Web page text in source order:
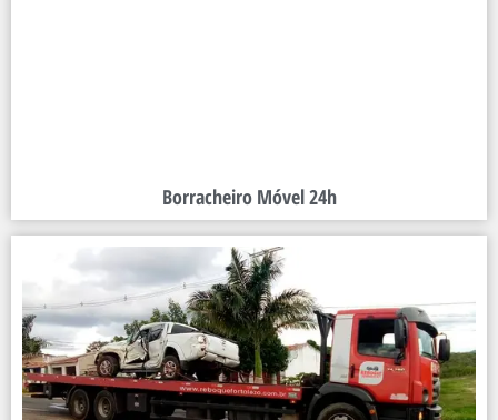
Borracheiro Móvel 24h